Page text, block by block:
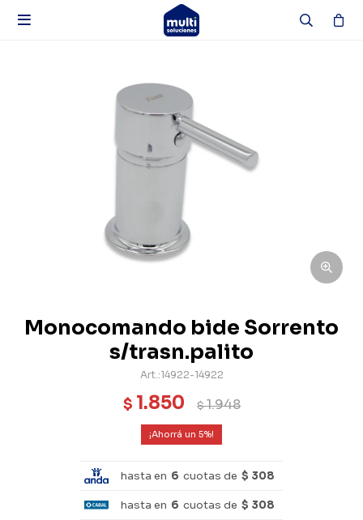

Monocomando bide Sorrento
s/trasn.palito
14922-14922
$ 1.850 $1.948
5
hasta en 6 cuotas de $ 308
hasta en 6 cuotas de $ 308